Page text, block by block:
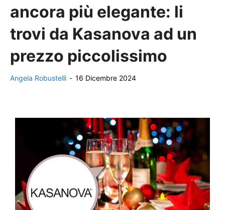
ancora più elegante: li
trovi da Kasanova ad un
prezzo piccolissimo
Angela Robustelli - 16 Dicembre 2024